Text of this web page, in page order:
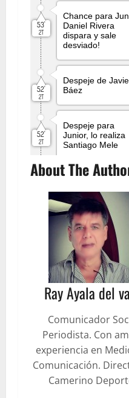
About The
Ray Ayala del
Comunicador
Periodista. Con
experiencia en
Comunicación.
Camerino